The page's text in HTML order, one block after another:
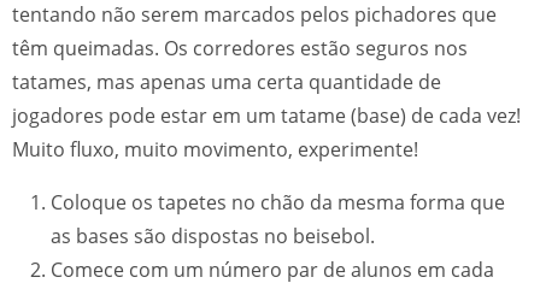
tentando não serem marcados pelos pichadores que
têm queimadas. Os corredores estão seguros nos
tatames, mas apenas uma certa quantidade de
jogadores pode estar em um tatame (base) de cada vez!
Muito fluxo, muito movimento, experimente!
Coloque os tapetes no chão da mesma forma que
as bases são dispostas no beisebol.
Comece com um número par de alunos em cada